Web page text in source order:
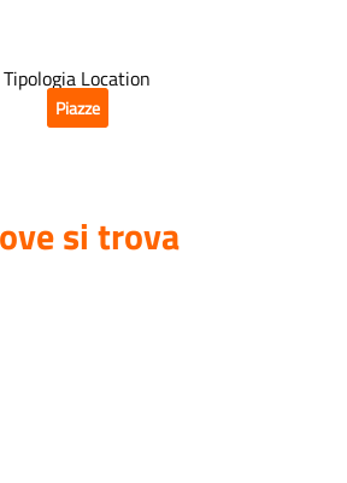
Tipologia Location
Piazze
si trova